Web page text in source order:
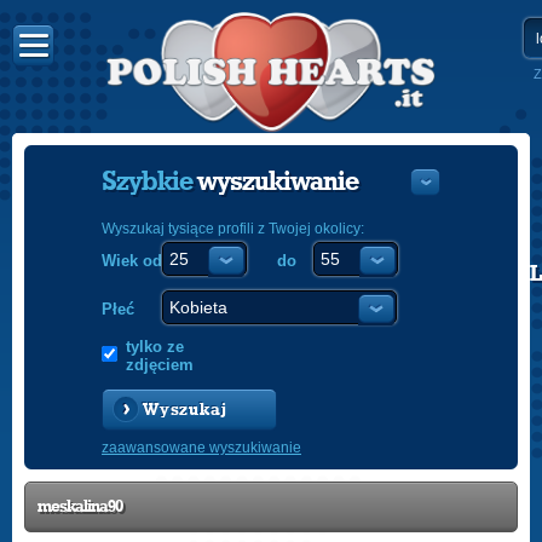
POLISH
Szybkiewyszukiwanie
Wyszukaj tysiące profili z Twojej okolicy:
Wiek od do
Płeć
tylko ze
zdjęciem
Wyszukaj
zaawansowane wyszukiwanie
meskalina90